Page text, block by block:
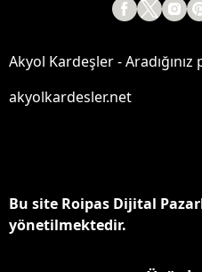
Akyol Kardeşler -
akyolkardesler.net
Bu site Roipas Dijital
yönetilmektedir.